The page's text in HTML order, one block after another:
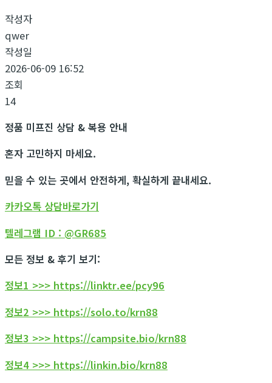
작성자
qwer
작성일
2026-06-09 16:52
조회
14
정품 미프진 상담 & 복용 안내
혼자 고민하지 마세요.
믿을 수 있는 곳에서 안전하게, 확실하게 끝내세요.
카카오톡 상담바로가기
텔레그램 ID : @GR685
모든 정보 & 후기 보기:
정보1 >>> https://linktr.ee/pcy96
정보2 >>> https://solo.to/krn88
정보3 >>> https://campsite.bio/krn88
정보4 >>> https://linkin.bio/krn88